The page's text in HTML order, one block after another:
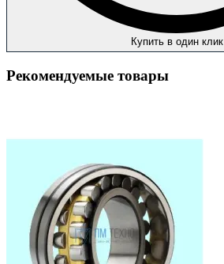
Купить в один клик
Рекомендуемые товары